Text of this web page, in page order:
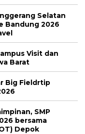
Selatan
Bandung 2026
Visit dan
Barat
Big Fieldrtip
SMP
bersama
Depok